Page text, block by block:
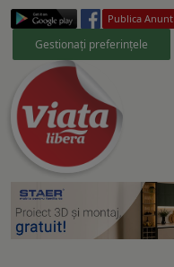
Publica Anunt
Gestionați preferințele